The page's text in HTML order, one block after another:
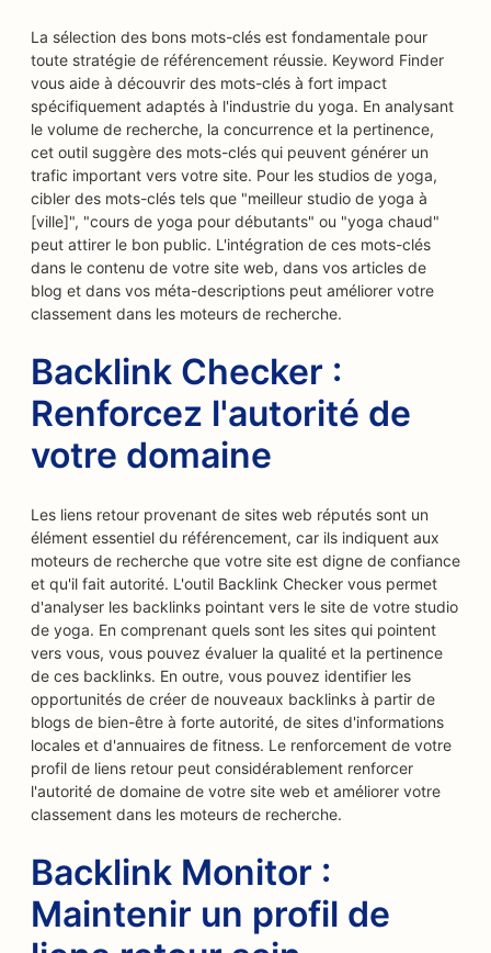
La sélection des bons mots-clés est fondamentale pour
toute stratégie de référencement réussie. Keyword Finder
vous aide à découvrir des mots-clés à fort impact
spécifiquement adaptés à l'industrie du yoga. En analysant
le volume de recherche, la concurrence et la pertinence,
cet outil suggère des mots-clés qui peuvent générer un
trafic important vers votre site. Pour les studios de yoga,
cibler des mots-clés tels que "meilleur studio de yoga à
[ville]", "cours de yoga pour débutants" ou "yoga chaud"
peut attirer le bon public. L'intégration de ces mots-clés
dans le contenu de votre site web, dans vos articles de
blog et dans vos méta-descriptions peut améliorer votre
classement dans les moteurs de recherche.
Backlink Checker :
Renforcez l'autorité de
votre domaine
Les liens retour provenant de sites web réputés sont un
élément essentiel du référencement, car ils indiquent aux
moteurs de recherche que votre site est digne de confiance
et qu'il fait autorité. L'outil Backlink Checker vous permet
d'analyser les backlinks pointant vers le site de votre studio
de yoga. En comprenant quels sont les sites qui pointent
vers vous, vous pouvez évaluer la qualité et la pertinence
de ces backlinks. En outre, vous pouvez identifier les
opportunités de créer de nouveaux backlinks à partir de
blogs de bien-être à forte autorité, de sites d'informations
locales et d'annuaires de fitness. Le renforcement de votre
profil de liens retour peut considérablement renforcer
l'autorité de domaine de votre site web et améliorer votre
classement dans les moteurs de recherche.
Backlink Monitor :
Maintenir un profil de